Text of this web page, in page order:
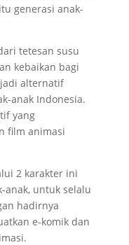
generasi anak-
tetesan susu
kebaikan bagi
alternatif
anak Indonesia.
yang
film animasi
2 karakter ini
anak, untuk selalu
hadirnya
e-komik dan